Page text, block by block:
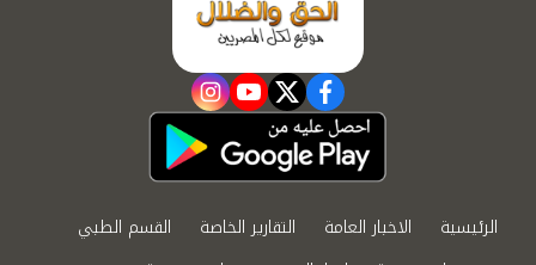
facebook
twitter
youtube
instagram
الرئيسية الاخبار العامة التقارير الخاصة
القسم الطبي